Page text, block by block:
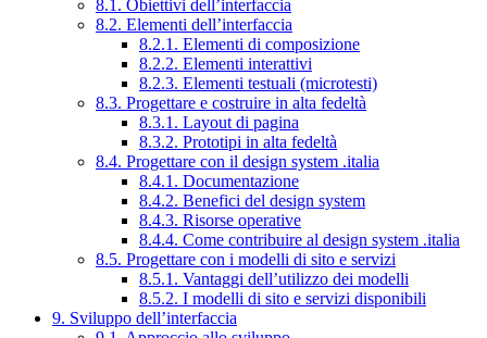
8.1. Obiettivi dell’interfaccia
8.2. Elementi dell’interfaccia
8.2.1. Elementi di composizione
8.2.2. Elementi interattivi
8.2.3. Elementi testuali (microtesti)
8.3. Progettare e costruire in alta fedeltà
8.3.1. Layout di pagina
8.3.2. Prototipi in alta fedeltà
8.4. Progettare con il design system .italia
8.4.1. Documentazione
8.4.2. Benefici del design system
8.4.3. Risorse operative
8.4.4. Come contribuire al design system .italia
8.5. Progettare con i modelli di sito e servizi
8.5.1. Vantaggi dell’utilizzo dei modelli
8.5.2. I modelli di sito e servizi disponibili
9. Sviluppo dell’interfaccia